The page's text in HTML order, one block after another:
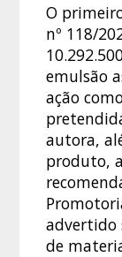
O
nº 118/
emulsão
ação
autora,
produto,
advertido
de